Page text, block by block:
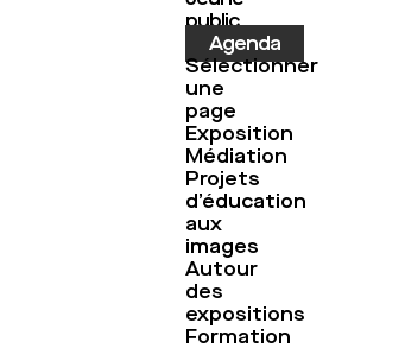
public
Agenda
Sélectionner
une
page
Exposition
Médiation
Projets
d’éducation
aux
images
Autour
des
expositions
Formation